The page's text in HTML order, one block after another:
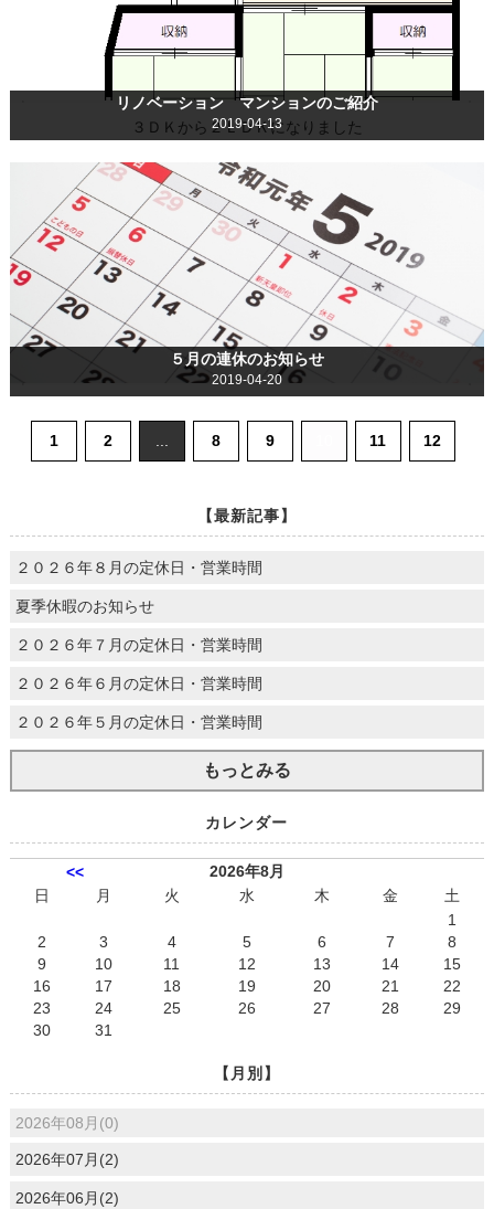
リノベーション マンションのご紹介
2019-04-13
３ＤＫから２ＬＤＫになりました
５月の連休のお知らせ
2019-04-20
1 2 8 9 11 12
【最新記事】
２０２６年８月の定休日・営業時間
夏季休暇のお知らせ
２０２６年７月の定休日・営業時間
２０２６年６月の定休日・営業時間
２０２６年５月の定休日・営業時間
もっとみる
カレンダー
<<
2026年8月
日
月 火 水 木 金
土
1
2
3 4 5 6 7
8
9
10 11 12 13 14
15
16
17 18 19 20 21
22
23
24 25 26 27 28
29
30
31
【月別】
2026年08月(0)
2026年07月(2)
2026年06月(2)